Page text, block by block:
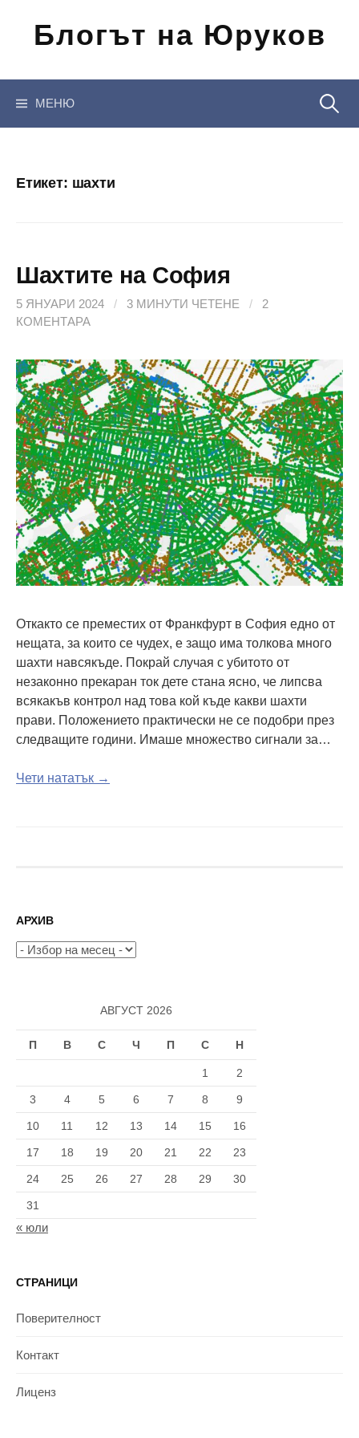
съдържанието
Блогът на Юруков
МЕНЮ
Етикет: шахти
Шахтите на София
5 ЯНУАРИ 2024 / 3 МИНУТИ ЧЕТЕНЕ /
2
КОМЕНТАРА
Откакто се преместих от Франкфурт в София едно от
нещата, за които се чудех, е защо има толкова много
шахти навсякъде. Покрай случая с убитото от
незаконно прекаран ток дете стана ясно, че липсва
всякакъв контрол над това кой къде какви шахти
прави. Положението практически не се подобри през
следващите години. Имаше множество сигнали за…
Чети нататък →
АРХИВ
Архив
АВГУСТ 2026
П В С Ч П С Н
1 2
3 4 5 6 7 8 9
10 11 12 13 14 15 16
17 18 19 20 21 22 23
24 25 26 27 28 29 30
31
« юли
СТРАНИЦИ
Поверителност
Контакт
Лиценз